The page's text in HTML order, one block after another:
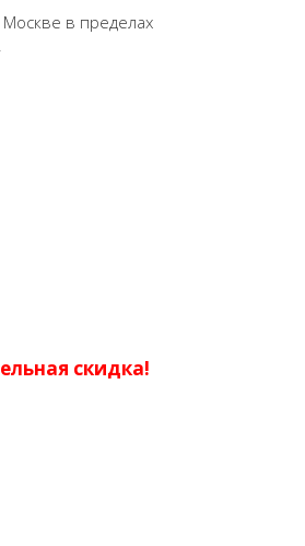
в пределах
скидка!